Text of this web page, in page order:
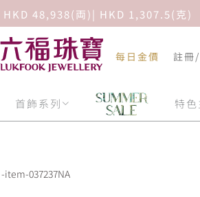
48,938(両)| HKD 1,307.5(克)
每日金價 註冊
首飾系列 特
037237NA